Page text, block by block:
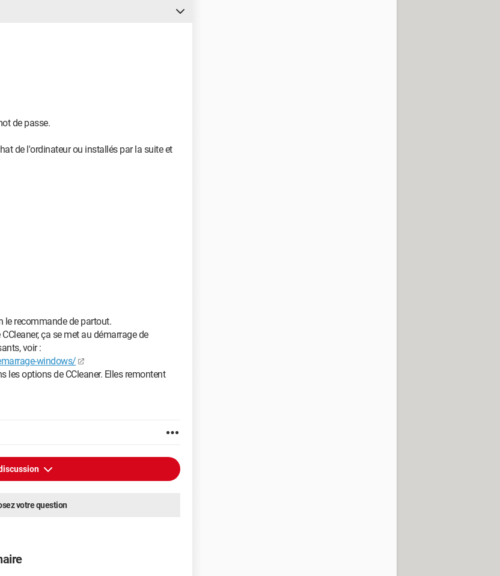
de passe.
de l'ordinateur ou installés par la suite et
le recommande de partout.
ça se met au démarrage de
voir :
windows/
les options de CCleaner. Elles remontent
votre question